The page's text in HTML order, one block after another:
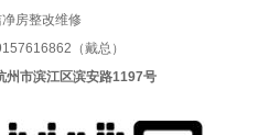
房整改维修
（戴总）
州市滨江区滨安路1197号